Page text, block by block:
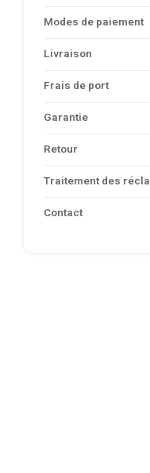
Modes de paiement
Livraison
Frais de port
Garantie
Retour
Traitement des
Contact